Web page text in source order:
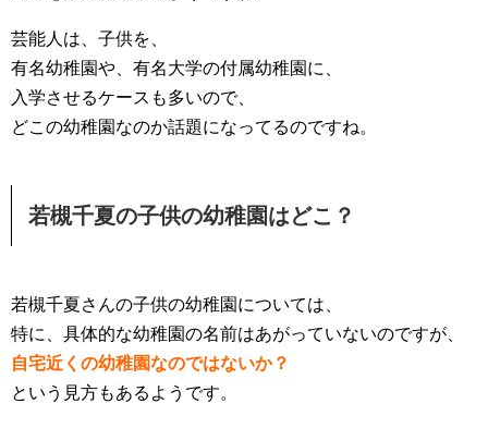
芸能人は、子供を、
有名幼稚園や、有名大学の付属幼稚園に、
入学させるケースも多いので、
どこの幼稚園なのか話題になってるのですね。
若槻千夏の子供の幼稚園はどこ？
若槻千夏さんの子供の幼稚園については、
特に、具体的な幼稚園の名前はあがっていないのですが、
自宅近くの幼稚園なのではないか？
という見方もあるようです。